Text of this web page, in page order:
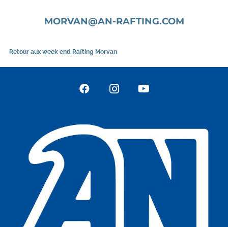
MORVAN@AN-RAFTING.COM
Retour aux week end Rafting Morvan